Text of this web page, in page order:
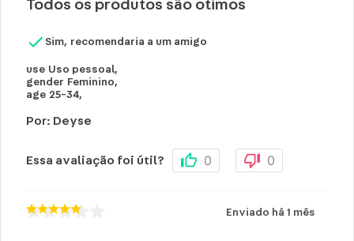
Todos os produtos são otimos
Sim, recomendaria a um amigo
use Uso pessoal,
gender Feminino,
age 25-34,
Por: Deyse
Essa avaliação foi útil? 0 0
Enviado há 1 mês